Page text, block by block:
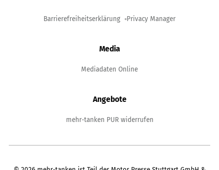
Barrierefreiheitserklärung Privacy Manager
Media
Mediadaten Online
Angebote
mehr-tanken PUR widerrufen